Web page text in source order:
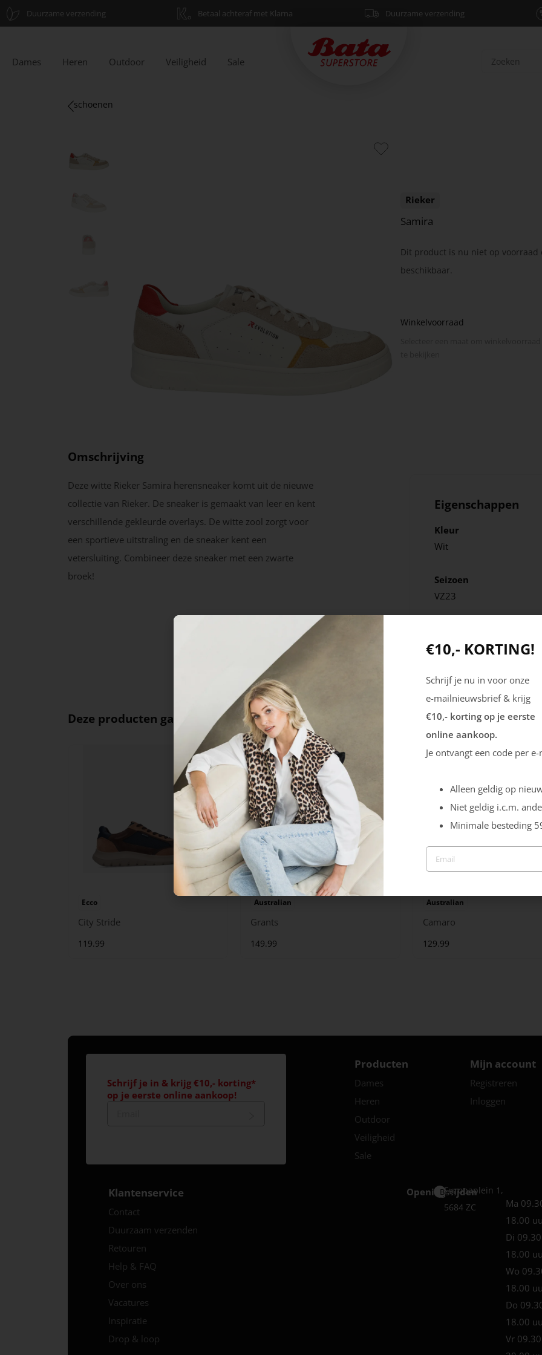
Duurzame verzending Betaal achteraf met Klarna Duurzame verzending
Dames Heren Outdoor Veiligheid Sale
schoenen
Rieker
Samira
Dit product is nu niet op voorraad
beschikbaar.
Winkelvoorraad
Omschrijving
Deze witte Rieker Samira herensneaker komt uit de nieuwe
collectie van Rieker. De sneaker is gemaakt van leer en kent
verschillende gekleurde overlays. De witte zool zorgt voor
een sportieve uitstraling en de sneaker kent een
vetersluiting. Combineer deze sneaker met een zwarte
broek!
Eigenschappen
Kleur
Wit
Seizoen
VZ23
Deze producten ga je leuk vinden
Ecco
City Stride
119.99
Australian
Grants
149.99
Australian
Camaro
129.99
Schrijf je in & krijg €10,- korting*
op je eerste online aankoop!
Producten
Dames
Heren
Outdoor
Veiligheid
Sale
Mijn account
Registreren
Inloggen
Klantenservice
Contact
Duurzaam verzenden
Retouren
Help & FAQ
Over ons
Vacatures
Inspiratie
Drop & loop
Openingstijden
Best
Europaplein 1,
5684 ZC
Ma
18.00
Di
18.00
Wo
18.00
Do
18.00
Vr
€10,- KORTING!
Schrijf je nu in voor onze
e-mailnieuwsbrief & krijg
€10,- korting op je eerste
online aankoop.
Je ontvangt een code per
Alleen geldig op
Niet geldig i.c.m.
Minimale besteding